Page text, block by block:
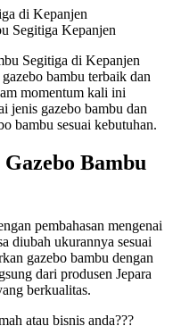
Segitiga Kepanjen
Segitiga di Kepanjen
bambu terbaik dan
momentum kali ini
gazebo bambu dan
bambu sesuai kebutuhan.
Gazebo Bambu
pembahasan mengenai
diubah ukurannya sesuai
gazebo bambu dengan
dari produsen Jepara
berkualitas.
atau bisnis anda???